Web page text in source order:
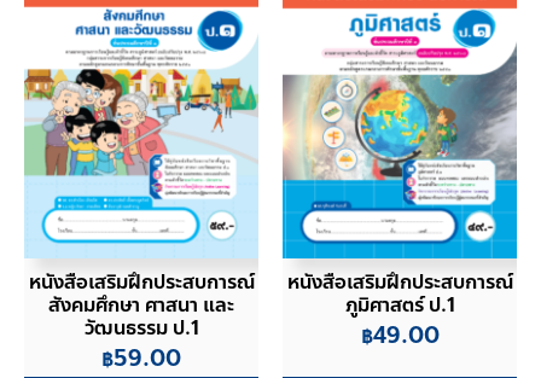
หนังสือเสริมฝึกประสบการณ์
สังคมศึกษา ศาสนา และ
วัฒนธรรม ป.1
฿59.00
หนังสือเสริมฝึกประสบการณ์
ภูมิศาสตร์ ป.1
฿49.00